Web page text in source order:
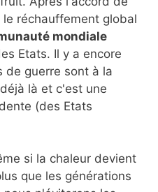
réchauffement global
mondiale
Etats. Il y a encore
de guerre sont à la
là et c'est une
(des Etats
si la chaleur devient
que les générations